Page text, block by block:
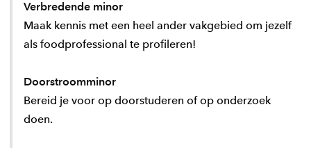
Verbredende minor
Maak kennis met een heel ander vakgebied om jezelf
als foodprofessional te profileren!
Doorstroomminor
Bereid je voor op doorstuderen of op onderzoek
doen.